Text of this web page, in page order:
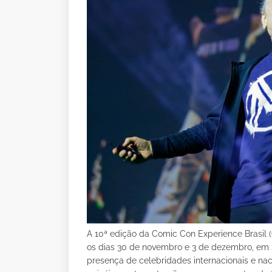
A 10ª edição da Comic Con Experience
os dias 30 de novembro e 3 de dezembro,
presença de celebridades internacionais e